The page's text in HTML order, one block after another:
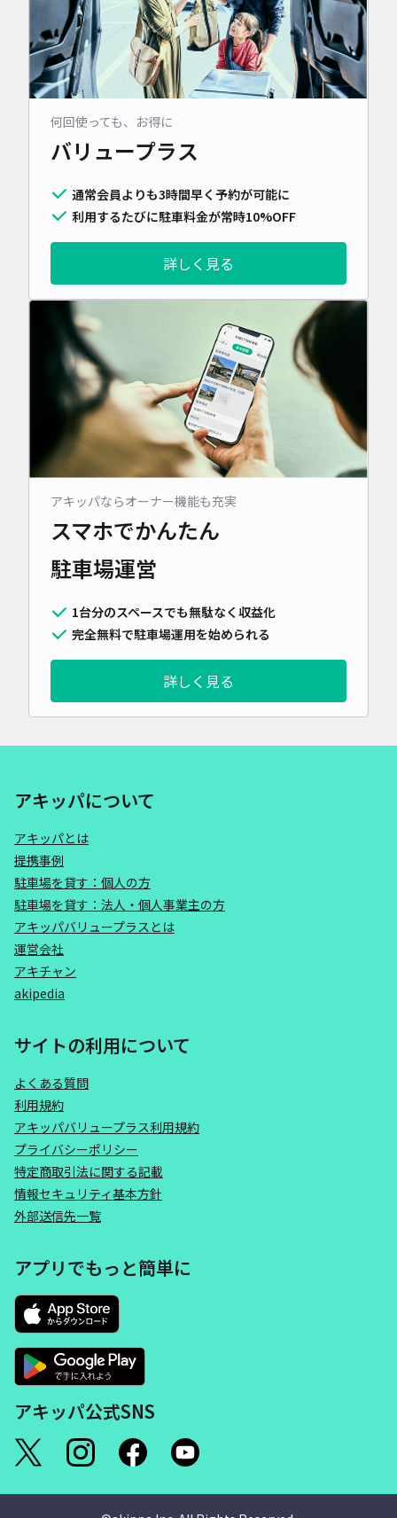
何回使っても、お得に
バリュープラス
通常会員よりも3時間早く予約が可能に
利用するたびに駐車料金が常時10%OFF
詳しく見る
アキッパならオーナー機能も充実
スマホでかんたん
駐車場運営
1台分のスペースでも無駄なく収益化
完全無料で駐車場運用を始められる
詳しく見る
アキッパについて
アキッパとは
提携事例
駐車場を貸す：個人の方
駐車場を貸す：法人・個人事業主の方
アキッパバリュープラスとは
運営会社
アキチャン
akipedia
サイトの利用について
よくある質問
利用規約
アキッパバリュープラス利用規約
プライバシーポリシー
特定商取引法に関する記載
情報セキュリティ基本方針
外部送信先一覧
アプリでもっと簡単に
アキッパ公式SNS